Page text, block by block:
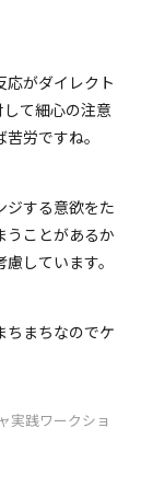
応がダイレクト
て細心の注意
労ですね。
ジする意欲をた
うことがあるか
しています。
ちまちなのでケ
実践ワークショ